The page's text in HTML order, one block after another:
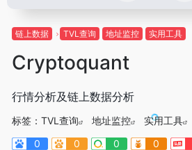
链上数据 TVL查询 地址监控 实用工具
Cryptoquant
行情分析及链上数据分析
标签： TVL查询 地址监控
实用工具
0
0 0 0